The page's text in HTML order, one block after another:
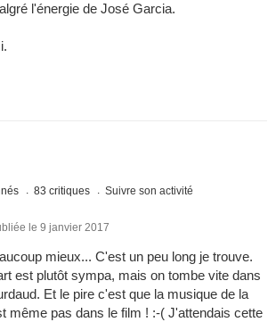
l'énergie de José Garcia.
83 critiques Suivre son activité
le 9 janvier 2017
mieux... C'est un peu long je trouve.
est plutôt sympa, mais on tombe vite dans
Et le pire c'est que la musique de la
même pas dans le film ! :-( J'attendais cette